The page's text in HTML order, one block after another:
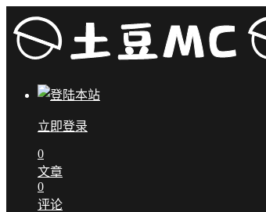
立即登录
0
文章
0
评论